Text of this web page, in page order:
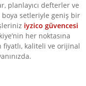
planlayıcı defterler ve
boya setleriyle geniş bir
iyzico güvencesi
her noktasına
fiyatlı, kaliteli ve orijinal